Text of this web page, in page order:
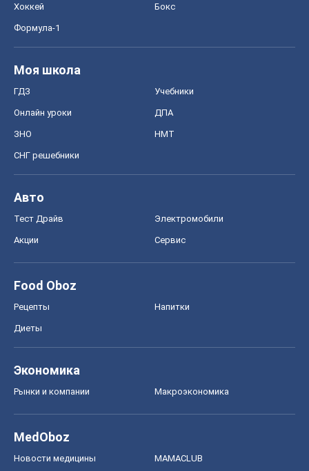
Хоккей Бокс
Формула-1
Моя школа
ГДЗ Учебники
Онлайн уроки ДПА
ЗНО НМТ
СНГ решебники
Авто
Тест Драйв Электромобили
Акции Сервис
Food Oboz
Рецепты Напитки
Диеты
Экономика
Рынки и компании Mакроэкономика
MedOboz
Новости медицины MAMACLUB